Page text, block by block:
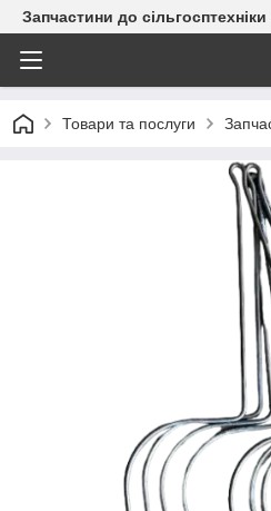
Запчастини до
Товари та послуги